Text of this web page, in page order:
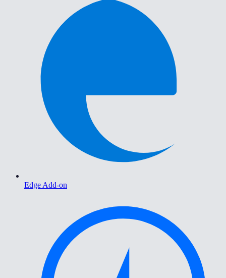
Edge Add-on